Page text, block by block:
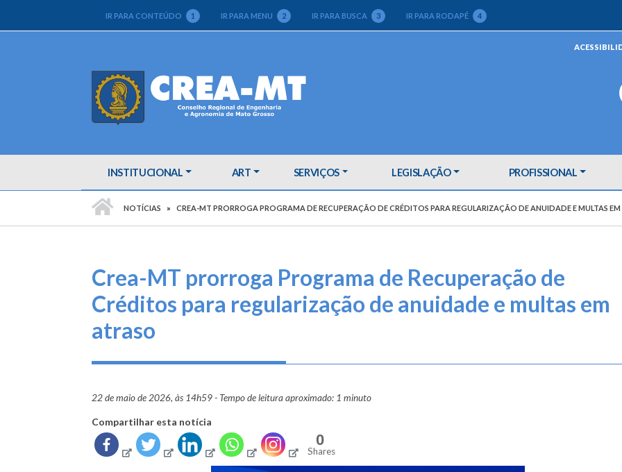
IR PARA CONTEÚDO 1 IR PARA MENU 2 IR PARA BUSCA 3 IR PARA RODAPÉ 4
INSTITUCIONAL ART SERVIÇOS LEGISLAÇÃO PROFISSIONAL
PÁGINA INICIAL
NOTÍCIAS CREA-MT PRORROGA PROGRAMA DE RECUPERAÇÃO DE CRÉDITOS PARA REGULARIZAÇÃO DE ANUIDADE E MULTAS
Crea-MT prorroga Programa de Recuperação de
Créditos para regularização de anuidade e multas em
atraso
22 de maio de 2026, às 14h59 - Tempo de leitura aproximado: 1 minuto
Compartilhar esta notícia
0
Shares